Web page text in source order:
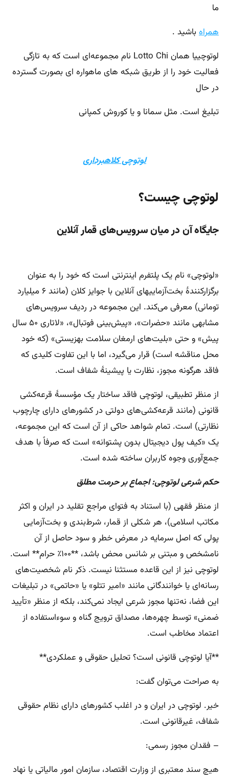
ما
همراهباشید .
لوتوچییا همان Lotto Chi نام مجموعه‌ای است که به تازگی
فعالیت خود را از طریق شبکه های ماهواره ای بصورت گسترده
در حال
تبلیغ است. مثل سمانا و یا کوروش کمپانی
لوتوچی کلاهبرداری
لوتوچی چیست؟
جایگاه آن در میان سرویس‌های قمار آنلاین
«لوتوچی» نام یک پلتفرم اینترنتی است که خود را به عنوان
برگزارکنندهٔ بخت‌آزماییهای آنلاین با جوایز کلان (مانند ۶ میلیارد
تومانی) معرفی می‌کند. این مجموعه در ردیف سرویس‌های
مشابهی مانند «حضرات»، «پیش‌بینی فوتبال»، «لاتاری ۵۰ سال
پیش» و حتی «بلیت‌های ارمغان سلامت بهزیستی» (که خود
محل مناقشه است) قرار می‌گیرد، اما با این تفاوت کلیدی که
فاقد هرگونه مجوز، نظارت یا پیشینهٔ شفاف است.
از منظر تطبیقی، لوتوچی فاقد ساختار یک مؤسسهٔ قرعه‌کشی
قانونی (مانند قرعه‌کشی‌های دولتی در کشورهای دارای چارچوب
نظارتی) است. تمام شواهد حاکی از آن است که این مجموعه،
یک «کیف پول دیجیتال بدون پشتوانه» است که صرفاً با هدف
جمع‌آوری وجوه کاربران ساخته شده است.
حکم شرعی لوتوچی: اجماع بر حرمت مطلق
از منظر فقهی (با استناد به فتوای مراجع تقلید در ایران و اکثر
مکاتب اسلامی)، هر شکلی از قمار، شرط‌بندی و بخت‌آزمایی
پولی که اصل سرمایه در معرض خطر و سود حاصل از آن
نامشخص و مبتنی بر شانس محض باشد، **۱۰۰٪ حرام** است.
لوتوچی نیز از این قاعده مستثنا نیست. ذکر نام شخصیت‌های
رسانه‌ای یا خوانندگانی مانند «امیر تتلو» یا «حاتمی» در تبلیغات
این فضا، نه‌تنها مجوز شرعی ایجاد نمی‌کند، بلکه از منظر «تأیید
ضمنی» توسط چهره‌ها، مصداق ترویج گناه و سوءاستفاده از
اعتماد مخاطب است.
**آیا لوتوچی قانونی است؟ تحلیل حقوقی و عملکردی**
به صراحت می‌توان گفت:
خیر. لوتوچی در ایران و در اغلب کشورهای دارای نظام حقوقی
شفاف، غیرقانونی است.
– فقدان مجوز رسمی:
هیچ سند معتبری از وزارت اقتصاد، سازمان امور مالیاتی یا نهاد